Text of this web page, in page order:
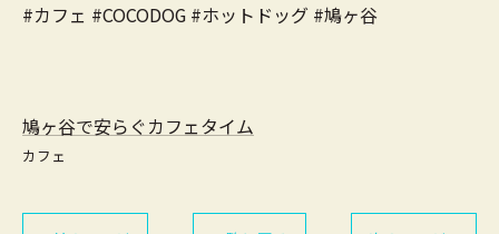
#カフェ #COCODOG #ホットドッグ #鳩ヶ谷
鳩ヶ谷で安らぐカフェタイム
カフェ